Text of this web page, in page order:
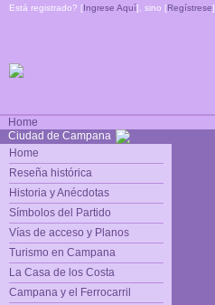
Está registrado? [Ingrese Aquí], sino [Regístrese]
Home
Ciudad de Campana
Home
Reseña histórica
Historia y Anécdotas
Símbolos del Partido
Vías de acceso y Planos
Turismo en Campana
La Casa de los Costa
Campana y el Ferrocarril